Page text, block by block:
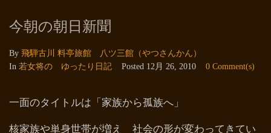
今朝の朝日新聞
By 飛騨古川 料亭旅館 八ツ三館（やつさんかん）
In 若女将の ゆったり日記 Posted 12月 26, 2010 0 Comment(s)
一面のタイトルは「家族から孤族へ」
核家族や単身世帯が増え 社会の形が変わってきてい